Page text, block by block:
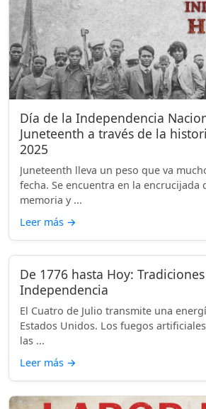
Día de la Independencia
Juneteenth a través de la
2025
Juneteenth lleva un peso que va
fecha. Se encuentra en la encrucijada
memoria y ...
Leer más →
De 1776 hasta Hoy:
Independencia
El Cuatro de Julio transmite una
Estados Unidos. Los fuegos
las ...
Leer más →